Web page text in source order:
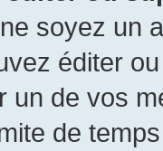
soyez un
éditer
un de vos
de